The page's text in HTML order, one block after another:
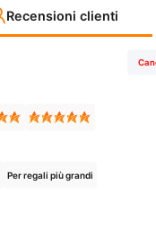
Recensioni clienti
Per regali più grandi